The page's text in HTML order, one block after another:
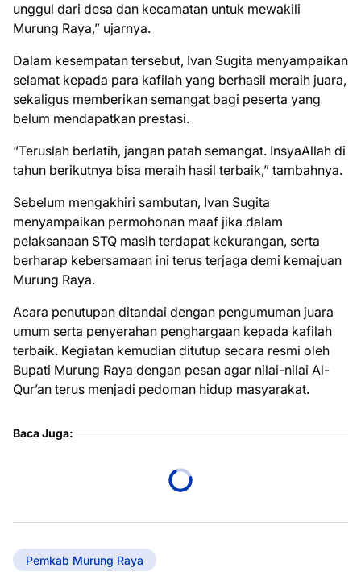
unggul dari desa dan kecamatan untuk mewakili
Murung Raya,” ujarnya.
Dalam kesempatan tersebut, Ivan Sugita menyampaikan
selamat kepada para kafilah yang berhasil meraih juara,
sekaligus memberikan semangat bagi peserta yang
belum mendapatkan prestasi.
“Teruslah berlatih, jangan patah semangat. InsyaAllah di
tahun berikutnya bisa meraih hasil terbaik,” tambahnya.
Sebelum mengakhiri sambutan, Ivan Sugita
menyampaikan permohonan maaf jika dalam
pelaksanaan STQ masih terdapat kekurangan, serta
berharap kebersamaan ini terus terjaga demi kemajuan
Murung Raya.
Acara penutupan ditandai dengan pengumuman juara
umum serta penyerahan penghargaan kepada kafilah
terbaik. Kegiatan kemudian ditutup secara resmi oleh
Bupati Murung Raya dengan pesan agar nilai-nilai Al-
Qur’an terus menjadi pedoman hidup masyarakat.
Baca Juga:
Pemkab Murung Raya